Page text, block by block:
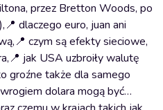
przez Bretton Woods, po
dlaczego euro, juan ani
czym są efekty sieciowe,
jak USA uzbroiły walutę
groźne także dla samego
dolara mogą być…